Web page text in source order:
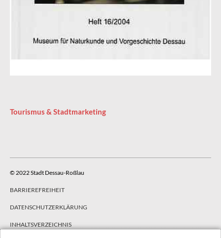
Tourismus & Stadtmarketing
© 2022 Stadt Dessau-Roßlau
BARRIEREFREIHEIT
DATENSCHUTZERKLÄRUNG
INHALTSVERZEICHNIS